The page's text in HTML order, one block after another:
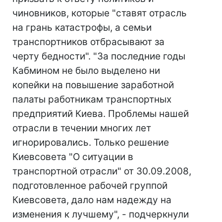
чиновников, которые "ставят отрасль
на грань катастрофы, а семьи
транспортников отбрасывают за
черту бедности". "За последние годы
Кабмином не было выделено ни
копейки на повышение заработной
палаты работникам транспортных
предприятий Киева. Проблемы нашей
отрасли в течении многих лет
игнорировались. Только решение
Киевсовета "О ситуации в
транспортной отрасли" от 30.09.2008,
подготовленное рабочей группой
Киевсовета, дало нам надежду на
изменения к лучшему", - подчеркнули